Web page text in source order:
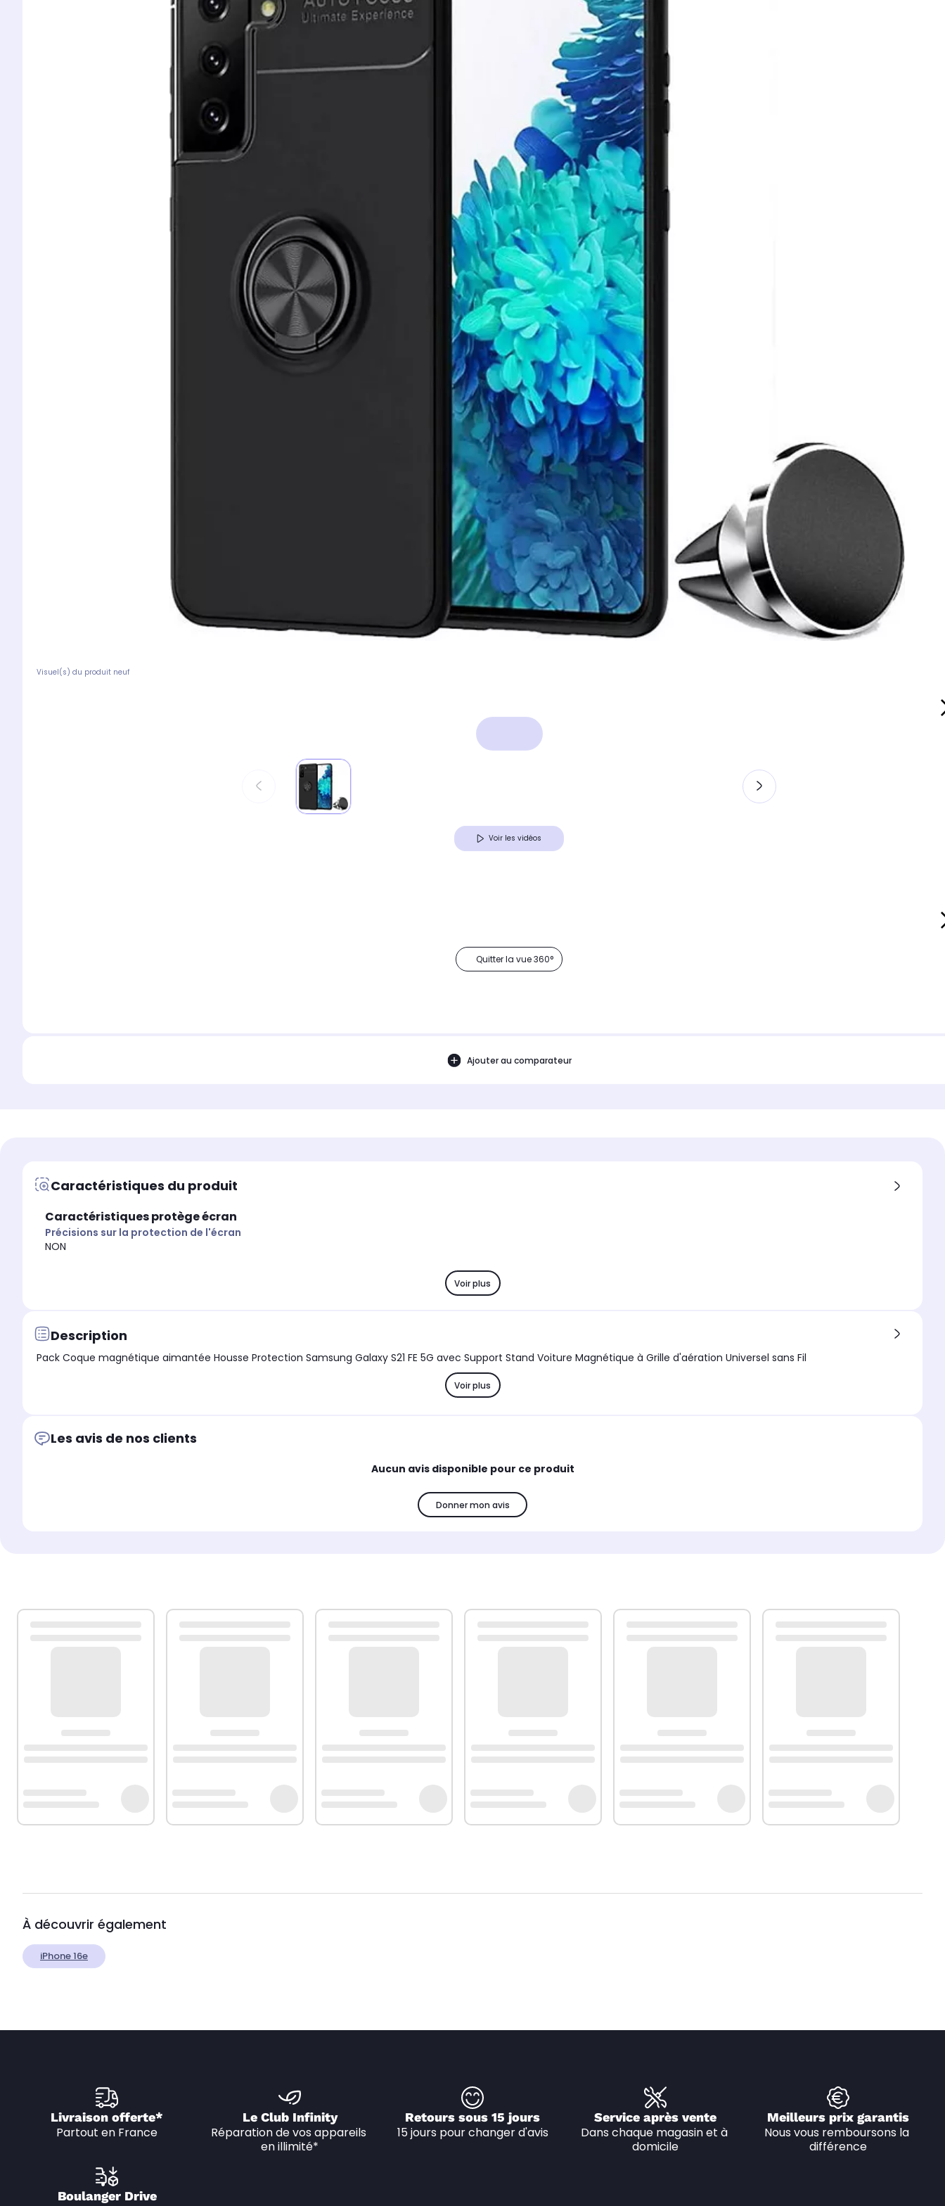
Visuel(s) du produit neuf
Voir les vidéos
Quitter la vue 360°
Ajouter au comparateur
Caractéristiques du produit
Caractéristiques protège écran
Précisions sur la protection de l'écran
NON
Voir plus
Description
Pack Coque magnétique aimantée Housse Protection Samsung Galaxy S21 FE 5G avec Support Stand Voiture Magnétique à Grille d'aération Universel sans Fil
Voir plus
Les avis de nos clients
Aucun avis disponible pour ce produit
Donner mon avis
À découvrir également
iPhone 16e
Livraison offerte*
Partout en France
Le Club Infinity
Réparation de vos appareils
en illimité*
Retours sous 15 jours
15 jours pour changer d'avis
Service après vente
Dans chaque magasin et à
domicile
Meilleurs prix garantis
Nous vous remboursons la
différence
Boulanger Drive